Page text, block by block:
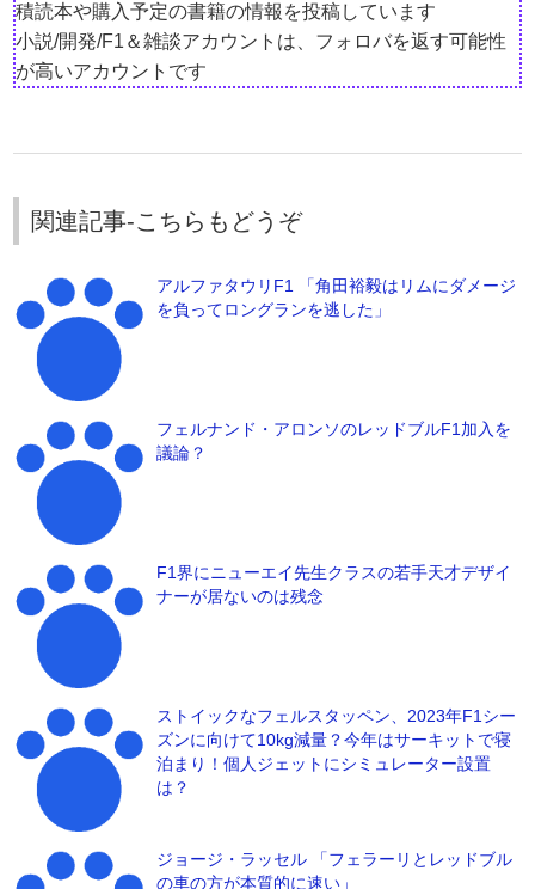
積読本や購入予定の書籍の情報を投稿しています
小説/開発/F1＆雑談アカウントは、フォロバを返す可能性
が高いアカウントです
関連記事-こちらもどうぞ
アルファタウリF1 「角田裕毅はリムにダメージ
を負ってロングランを逃した」
フェルナンド・アロンソのレッドブルF1加入を
議論？
F1界にニューエイ先生クラスの若手天才デザイ
ナーが居ないのは残念
ストイックなフェルスタッペン、2023年F1シー
ズンに向けて10kg減量？今年はサーキットで寝
泊まり！個人ジェットにシミュレーター設置
は？
ジョージ・ラッセル 「フェラーリとレッドブル
の車の方が本質的に速い」